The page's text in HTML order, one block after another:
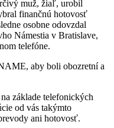
muž, žiaľ, urobil
finančnú hotovosť
osobne odovzdal
Námestia v Bratislave,
telefóne.
aby boli obozretní a
základe telefonických
od vás takýmto
ani hotovosť.